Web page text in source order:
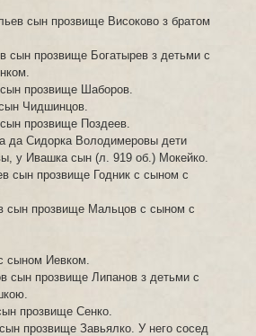
сын прозвище Високово з братом
сын прозвище Богатырев з детьми с
прозвище Шаборов.
Чидшинцов.
прозвище Поздеев.
да Сидорка Володимеровы дети
у Ивашка сын (л. 919 об.) Мокейко.
сын прозвище Годник с сыном с
сын прозвище Мальцов с сыном с
сыном Иевком.
сын прозвище Липанов з детьми с
прозвище Сенко.
прозвище Завьялко. У него сосед